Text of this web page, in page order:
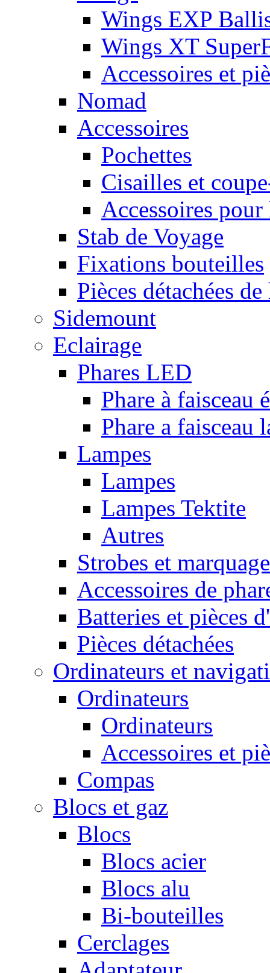
Wings EXP
Wings XT
Accessoires et
Nomad
Accessoires
Pochettes
Cisailles et
Accessoires pour
Stab de Voyage
Fixations bouteilles
Pièces détachées
Sidemount
Eclairage
Phares LED
Phare à faisceau
Phare a faisceau
Lampes
Lampes
Lampes Tektite
Autres
Strobes et
Accessoires de
Batteries et pièces
Pièces détachées
Ordinateurs et
Ordinateurs
Ordinateurs
Accessoires et
Compas
Blocs et gaz
Blocs
Blocs acier
Blocs alu
Bi-bouteilles
Cerclages